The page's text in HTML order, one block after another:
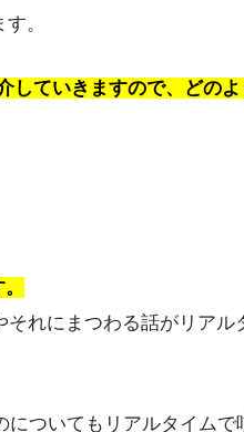
。
していきますので、どの
れにまつわる話がリアル
ついてもリアルタイムで